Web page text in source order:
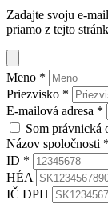
Zadajte svoju e-
priamo z tejto
Meno *
Priezvisko *
E-mailová adresa *
Som právnická
Názov spoločnosti *
ID *
HÉA
IČ DPH